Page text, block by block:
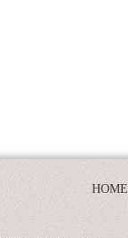
HOME